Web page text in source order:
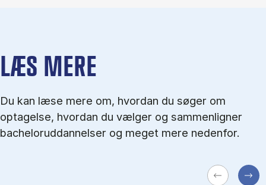
LÆS MERE
Du kan læse mere om, hvordan du søger om
optagelse, hvordan du vælger og sammenligner
bacheloruddannelser og meget mere nedenfor.